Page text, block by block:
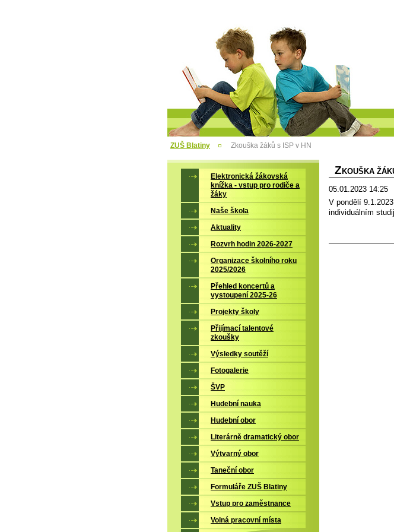
ZUŠ Blatiny Zkouška žáků s ISP v HN
Z KOUŠKA
05.01.2023 14:25
V pondělí
individuálním
Elektronická žákovská
knížka - vstup pro rodiče a
žáky
Naše škola
Aktuality
Rozvrh hodin 2026-2027
Organizace školního roku
2025/2026
Přehled koncertů a
vystoupení 2025-26
Projekty školy
Přijímací talentové
zkoušky
Výsledky soutěží
Fotogalerie
ŠVP
Hudební nauka
Hudební obor
Literárně dramatický obor
Výtvarný obor
Taneční obor
Formuláře ZUŠ Blatiny
Vstup pro zaměstnance
Volná pracovní místa